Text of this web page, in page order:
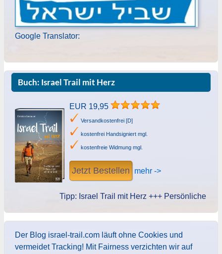
Google Translator:
Buch: Israel Trail mit Herz
EUR 19,95
Versandkostenfrei [D]
kostenfrei Handsigniert mgl.
kostenfreie Widmung mgl.
Jetzt Bestellen mehr ->
Tipp: Israel Trail mit Herz +++ Persönliche
Der Blog israel-trail.com läuft ohne Cookies und
vermeidet Tracking! Mit Fairness verzichten wir auf